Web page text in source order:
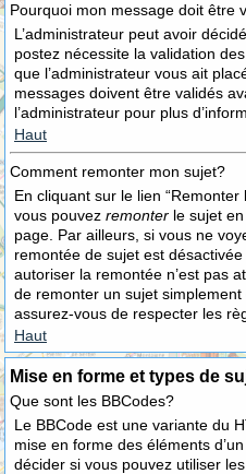
Pourquoi mon message doit être
L’administrateur peut avoir
postez nécessite la validation
que l’administrateur vous ait
messages doivent être validés
l’administrateur pour plus
Haut
Comment remonter mon sujet?
En cliquant sur le lien “Remonter
vous pouvez remonter le sujet
page. Par ailleurs, si vous ne
remontée de sujet est
autoriser la remontée n’est pas
de remonter un sujet
assurez-vous de respecter les
Haut
Mise en forme et types de
Que sont les BBCodes?
Le BBCode est une variante du
mise en forme des éléments
décider si vous pouvez utiliser